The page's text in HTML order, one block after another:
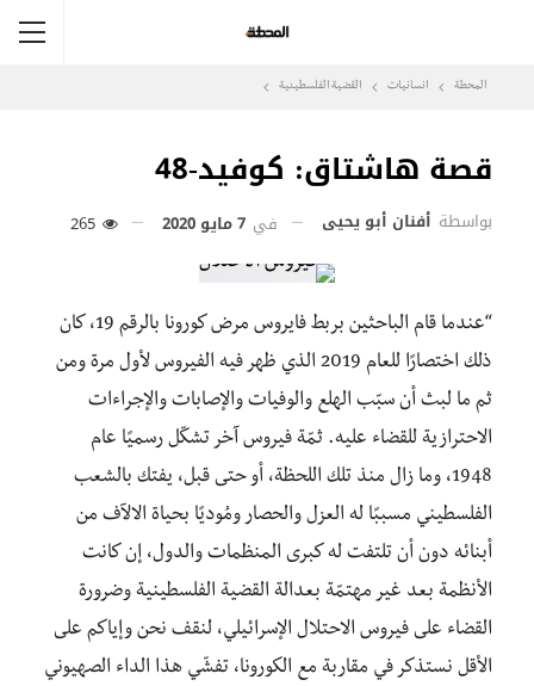
المحطة انسانيات القضية الفلسطينية
قصة هاشتاق: كوفيد-48
بواسطة أفنان أبو يحيى في 7 مايو 2020
“عندما قام الباحثين بربط فايروس مرض كورونا بالرقم 19، كان
ذلك اختصارًا للعام 2019 الذي ظهر فيه الفيروس لأول مرة ومن
ثم ما لبث أن سبّب الهلع والوفيات والإصابات والإجراءات
الاحترازية للقضاء عليه. ثمّة فيروس آخر تشكّل رسميًا عام
1948، وما زال منذ تلك اللحظة، أو حتى قبل، يفتك بالشعب
الفلسطيني مسببًا له العزل والحصار ومُوديًا بحياة الالآف من
أبنائه دون أن تلتفت له كبرى المنظمات والدول، إن كانت
الأنظمة بعد غير مهتمّة بعدالة القضية الفلسطينية وضرورة
القضاء على فيروس الاحتلال الإسرائيلي، لنقف نحن وإياكم على
الأقل نستذكر في مقاربة مع الكورونا، تفشّي هذا الداء الصهيوني